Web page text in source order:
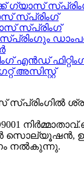
ഗ്യാസ്
സ്പ്രിംഗ്
സ്പ്രിംഗ്
എൻഡ്
അസിസ്റ്റ്
സ്പ്രിംഗിൽ
സൊല്യൂഷൻ,
നൽകുന്നു.